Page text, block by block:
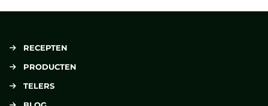
RECEPTEN
PRODUCTEN
TELERS